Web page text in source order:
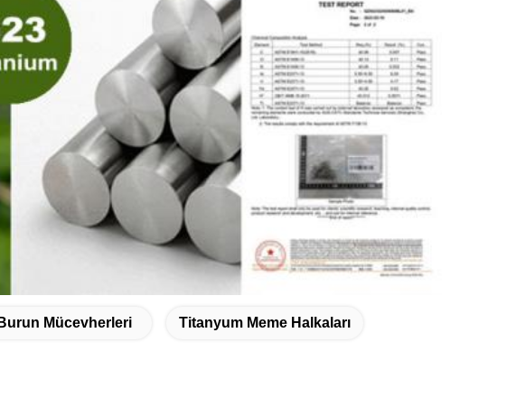
Mücevherleri Titanyum Meme Halkaları